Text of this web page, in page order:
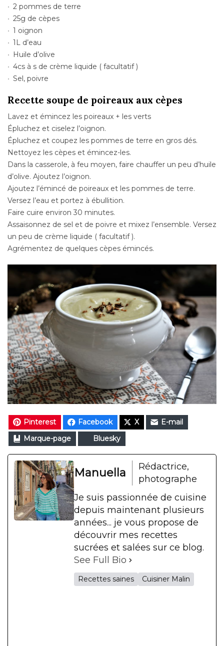
2 pommes de terre
25g de cèpes
1 oignon
1L d’eau
Huile d’olive
4cs à s de crème liquide ( facultatif )
Sel, poivre
Recette soupe de poireaux aux cèpes
Lavez et émincez les poireaux + les verts
Épluchez et ciselez l’oignon.
Épluchez et coupez les pommes de terre en gros dés.
Nettoyez les cèpes et émincez-les.
Dans la casserole, à feu moyen, faire chauffer un peu d’huile
d’olive. Ajoutez l’oignon.
Ajoutez l’émincé de poireaux et les pommes de terre.
Versez l’eau et portez à ébullition.
Faire cuire environ 30 minutes.
Assaisonnez de sel et de poivre et mixez l’ensemble. Versez
un peu de crème liquide ( facultatif ).
Agrémentez de quelques cèpes émincés.
Pinterest Facebook X
E-mail
Marque-page
Bluesky
Manuella
Rédactrice,
photographe
Je suis passionnée de cuisine
depuis maintenant plusieurs
années... je vous propose de
découvrir mes recettes
sucrées et salées sur ce blog.
See Full Bio
Recettes saines Cuisiner Malin